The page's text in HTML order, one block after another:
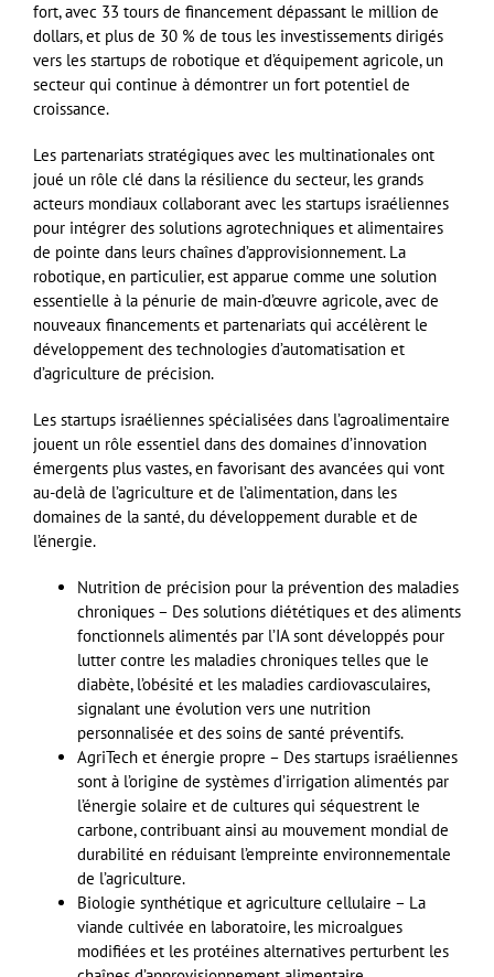
fort, avec 33 tours de financement dépassant le million de
dollars, et plus de 30 % de tous les investissements dirigés
vers les startups de robotique et d’équipement agricole, un
secteur qui continue à démontrer un fort potentiel de
croissance.
Les partenariats stratégiques avec les multinationales ont
joué un rôle clé dans la résilience du secteur, les grands
acteurs mondiaux collaborant avec les startups israéliennes
pour intégrer des solutions agrotechniques et alimentaires
de pointe dans leurs chaînes d’approvisionnement. La
robotique, en particulier, est apparue comme une solution
essentielle à la pénurie de main-d’œuvre agricole, avec de
nouveaux financements et partenariats qui accélèrent le
développement des technologies d’automatisation et
d’agriculture de précision.
Les startups israéliennes spécialisées dans l’agroalimentaire
jouent un rôle essentiel dans des domaines d’innovation
émergents plus vastes, en favorisant des avancées qui vont
au-delà de l’agriculture et de l’alimentation, dans les
domaines de la santé, du développement durable et de
l’énergie.
Nutrition de précision pour la prévention des maladies
chroniques – Des solutions diététiques et des aliments
fonctionnels alimentés par l’IA sont développés pour
lutter contre les maladies chroniques telles que le
diabète, l’obésité et les maladies cardiovasculaires,
signalant une évolution vers une nutrition
personnalisée et des soins de santé préventifs.
AgriTech et énergie propre – Des startups israéliennes
sont à l’origine de systèmes d’irrigation alimentés par
l’énergie solaire et de cultures qui séquestrent le
carbone, contribuant ainsi au mouvement mondial de
durabilité en réduisant l’empreinte environnementale
de l’agriculture.
Biologie synthétique et agriculture cellulaire – La
viande cultivée en laboratoire, les microalgues
modifiées et les protéines alternatives perturbent les